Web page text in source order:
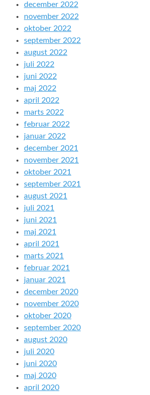
december 2022
november 2022
oktober 2022
september 2022
august 2022
juli 2022
juni 2022
maj 2022
april 2022
marts 2022
februar 2022
januar 2022
december 2021
november 2021
oktober 2021
september 2021
august 2021
juli 2021
juni 2021
maj 2021
april 2021
marts 2021
februar 2021
januar 2021
december 2020
november 2020
oktober 2020
september 2020
august 2020
juli 2020
juni 2020
maj 2020
april 2020